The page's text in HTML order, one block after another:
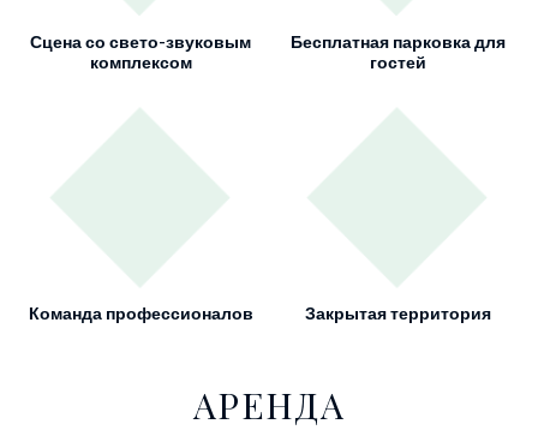
Сцена со свето-звуковым
комплексом
Бесплатная парковка для
гостей
Команда профессионалов Закрытая территория
АРЕНДА